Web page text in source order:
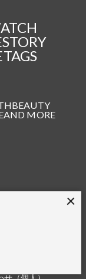
STORY
TAGS
BEAUTY
AND MORE